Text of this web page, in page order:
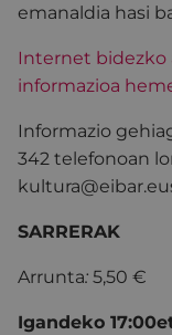
emanaldia hasi
Internet bidezko
informazioa
Informazio
342 telefonoan
SARRERAK
Arrunta: 5,50 €
Igandeko